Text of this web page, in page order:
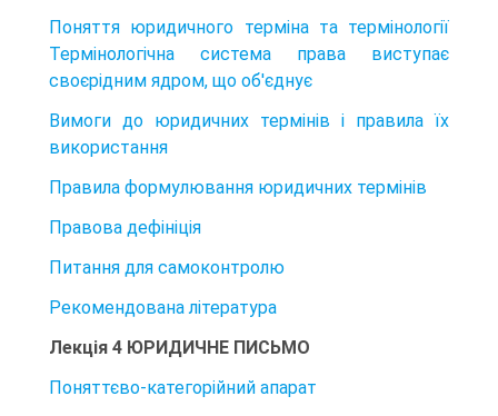
Поняття юридичного терміна та термінології
Термінологічна система права виступає
своєрідним ядром, що об'єднує
Вимоги до юридичних термінів і правила їх
використання
Правила формулювання юридичних термінів
Правова дефініція
Питання для самоконтролю
Рекомендована література
Лекція 4 ЮРИДИЧНЕ ПИСЬМО
Поняттєво-категорійний апарат